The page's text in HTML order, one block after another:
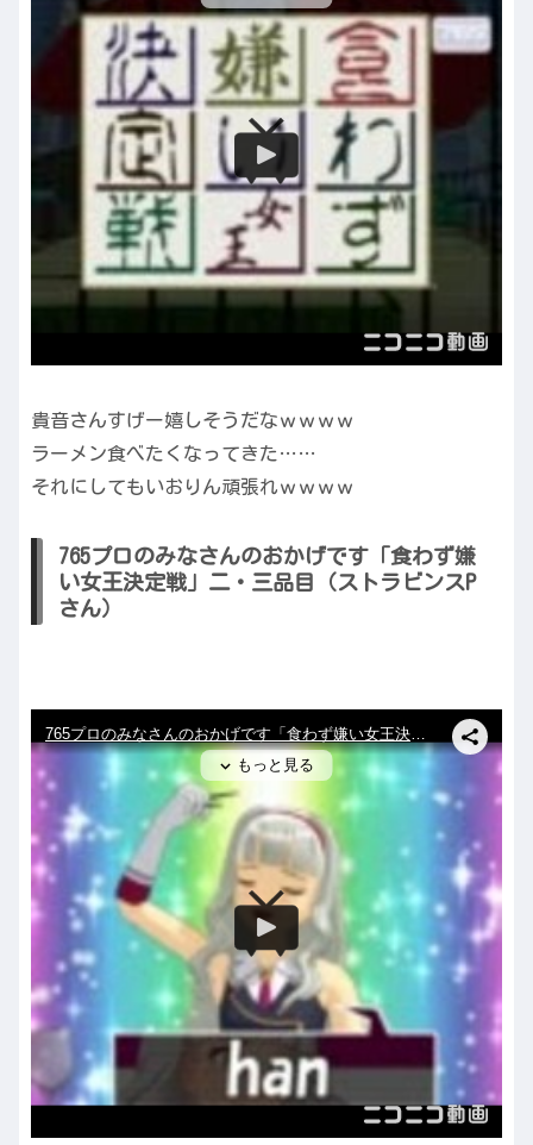
貴音さんすげー嬉しそうだなｗｗｗｗ
ラーメン食べたくなってきた……
それにしてもいおりん頑張れｗｗｗｗ
765プロのみなさんのおかげです「食わず嫌
い女王決定戦」二・三品目（ストラビンスP
さん）